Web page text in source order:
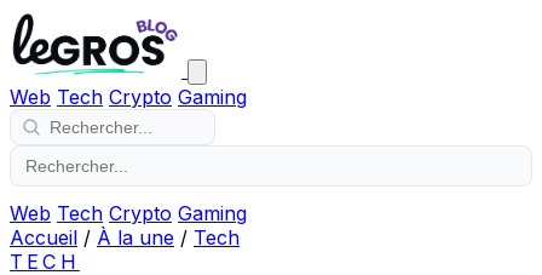
Web Tech Crypto Gaming
Web Tech Crypto Gaming
Accueil / À la une / Tech
TECH